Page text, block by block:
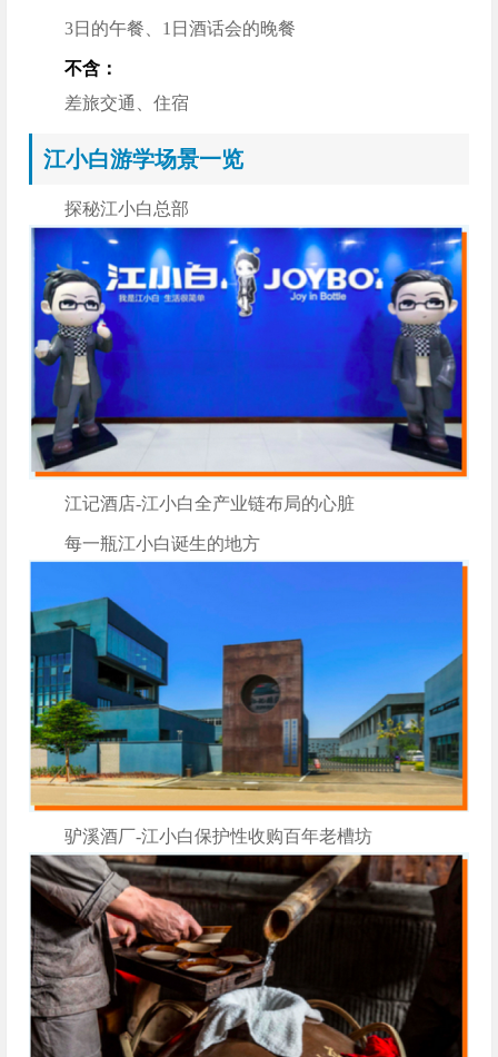
3日的午餐、1日酒话会的晚餐
不含：
差旅交通、住宿
江小白游学场景一览
探秘江小白总部
江记酒店-江小白全产业链布局的心脏
每一瓶江小白诞生的地方
驴溪酒厂-江小白保护性收购百年老槽坊